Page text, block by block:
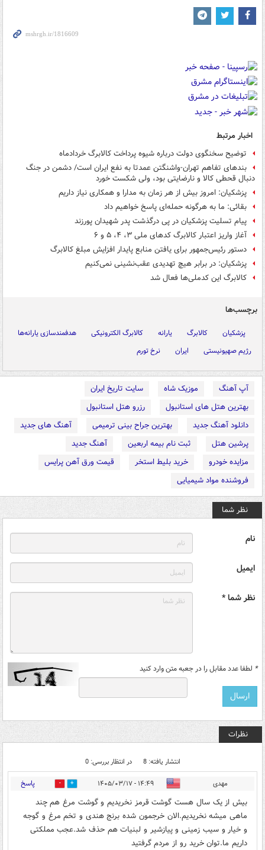
اخبار مرتبط
توضیح سخنگوی دولت درباره شیوه پرداخت کالابرگ خردادماه
بندهای تفاهم تهران-واشنگتن عمدتا به نفع ایران است/ دشمن در جنگ
دنبال قحطی کالا و نارضایتی بود، ولی شکست خورد
پزشکیان: امروز بیش از هر زمان به مدارا و همکاری نیاز داریم
بقائی: ما به هرگونه‌ حمله‌ای پاسخ خواهیم داد
پیام تسلیت پزشکیان در پی درگذشت پدر شهیدان پورزند
آغاز واریز اعتبار کالابرگ کدهای ملی ۳، ۴، ۵ و ۶
دستور رئیس‌جمهور برای یافتن منابع پایدار افزایش مبلغ کالابرگ
پزشکیان: در برابر هیچ تهدیدی عقب‌نشینی نمی‌کنیم
کالابرگ این کدملی‌ها فعال شد
برچسب‌ها
پزشکیان کالابرگ یارانه کالابرگ الکترونیکی
هدفمندسازی یارانه‌ها
رژیم صهیونیستی
ایران نرخ تورم
آپ آهنگ موزیک شاه
سایت تاریخ ایران
بهترین هتل های استانبول
رزرو هتل استانبول
دانلود آهنگ جدید
بهترین جراح بینی ترمیمی
آهنگ های جدید
پرشین هتل
ثبت نام بیمه اربعین
آهنگ جدید
مزایده خودرو
خرید بلیط استخر
قیمت ورق آهن پرایس
فروشنده مواد شیمیایی
نظر شما
نام
ایمیل
نظر شما *
* لطفا عدد مقابل را در جعبه متن وارد کنید
نظرات
انتشار یافته: 8 در انتظار بررسی: 0
مهدی ۱۴:۴۹ - ۱۴۰۵/۰۳/۱۷ 3 پاسخ
بیش از یک سال هست گوشت قرمز نخریدیم و گوشت مرغ هم چند
ماهی میشه نخریدیم.الان خرجمون شده برنج هندی و تخم مرغ و گوجه
و خیار و سیب زمینی و پیازشیر و لبنیات هم حذف شد.عجب مملکتی
داریم ما.توان خرید رو از مردم گرفتید